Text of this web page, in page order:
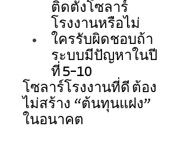
ติดตั้งโซลาร์
โรงงานหรือไม่
ใครรับผิดชอบถ้า
ระบบมีปัญหาในปี
ที่ 5–10
โซลาร์โรงงานที่ดี ต้อง
ไม่สร้าง “ต้นทุนแฝง”
ในอนาคต